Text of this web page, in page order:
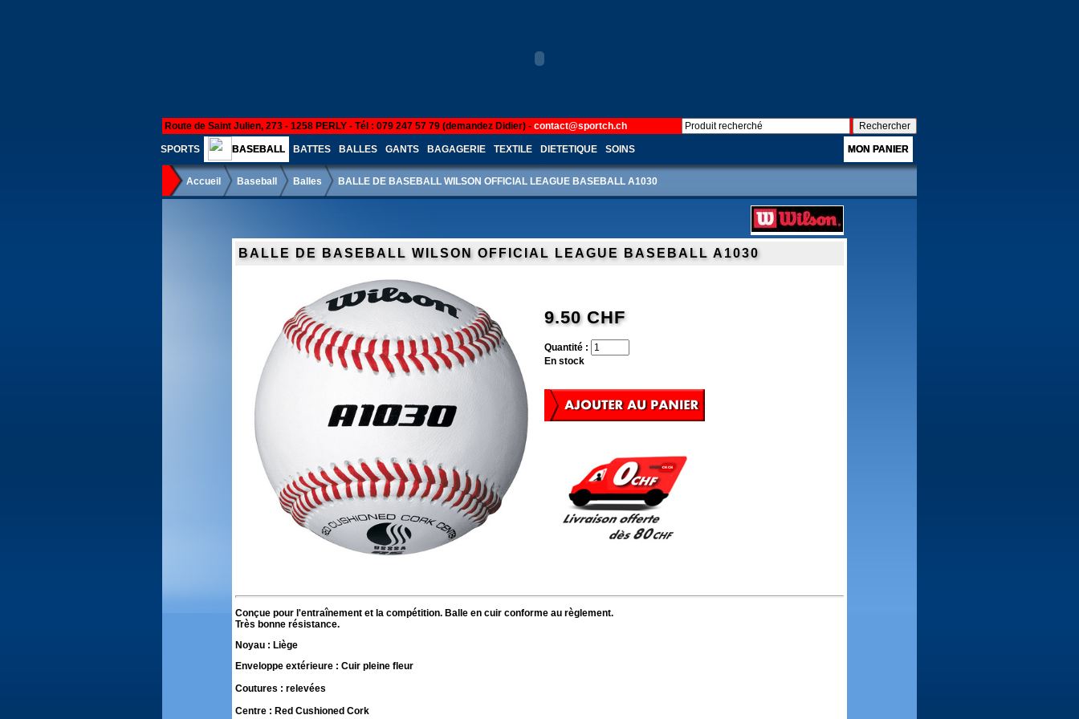
Route de Saint Julien, 273 - 1258 PERLY - Tél : 079 247 57 79 (demandez Didier) - contact@sportch.ch
SPORTS BASEBALL BATTES BALLES GANTS BAGAGERIE TEXTILE DIETETIQUE SOINS MON PANIER
Accueil Baseball Balles BALLE DE BASEBALL WILSON OFFICIAL LEAGUE BASEBALL A1030
BALLE DE BASEBALL WILSON OFFICIAL LEAGUE BASEBALL A1030
9.50 CHF
Quantité :
En stock
Conçue pour l'entraînement et la compétition. Balle en cuir conforme au règlement.
Très bonne résistance.
Noyau : Liège
Enveloppe extérieure : Cuir pleine fleur
Coutures : relevées
Centre : Red Cushioned Cork